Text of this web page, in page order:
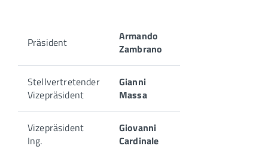
Präsident
Armando
Zambrano
Stellvertretender
Vizepräsident
Gianni
Massa
Vizepräsident
Ing.
Giovanni
Cardinale